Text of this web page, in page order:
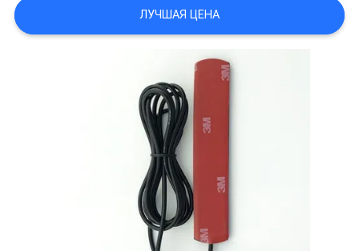
ЛУЧШАЯ ЦЕНА